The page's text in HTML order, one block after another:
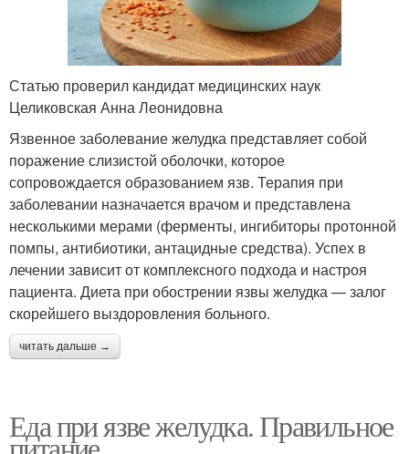
Статью проверил кандидат медицинских наук
Целиковская Анна Леонидовна
Язвенное заболевание желудка представляет собой
поражение слизистой оболочки, которое
сопровождается образованием язв. Терапия при
заболевании назначается врачом и представлена
несколькими мерами (ферменты, ингибиторы протонной
помпы, антибиотики, антацидные средства). Успех в
лечении зависит от комплексного подхода и настроя
пациента. Диета при обострении язвы желудка — залог
скорейшего выздоровления больного.
читать дальше →
Еда при язве желудка. Правильное